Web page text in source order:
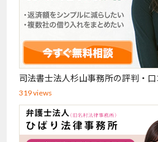
司法書士法人杉山事務所の評判・
319 views